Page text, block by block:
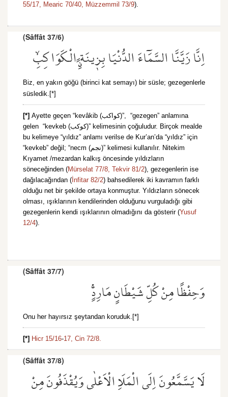
55/17, Mearic 70/40, Müzzemmil 73/9).
(Sâffât 37/6)
اِنَّا زَيَّنَّا السَّمَٓاءَ الدُّنْيَا بِز۪ينَةٍۨ الْكَوَاكِبِۙ
Biz, en yakın göğü (birinci kat semayı) bir süsle; gezegenlerle
süsledik.[*]
[*] Ayette geçen “kevâkib (كواكب)”, “gezegen” anlamına
gelen “kevkeb (كوكب)” kelimesinin çoğuludur. Birçok mealde
bu kelimeye “yıldız” anlamı verilse de Kur’an’da “yıldız” için
“kevkeb” değil; “necm (نجم)” kelimesi kullanılır. Nitekim
Kıyamet /mezardan kalkış öncesinde yıldızların
söneceğinden (Mürselat 77/8, Tekvir 81/2), gezegenlerin ise
dağılacağından ( İnfitar 82/2) bahsedilerek iki kavramın farklı
olduğu net bir şekilde ortaya konmuştur. Yıldızların sönecek
olması, ışıklarının kendilerinden olduğunu vurguladığı gibi
gezegenlerin kendi ışıklarının olmadığını da gösterir (Yusuf
12/4).
(Sâffât 37/7)
وَحِفْظًا مِنْ كُلِّ شَيْطَانٍ مَارِدٍۚ
Onu her hayırsız şeytandan koruduk.[*]
[*] Hicr 15/16-17, Cin 72/8.
(Sâffât 37/8)
لَا يَسَّمَّعُونَ اِلَى الْمَلَاِ الْاَعْلٰى وَيُقْذَفُونَ مِنْ